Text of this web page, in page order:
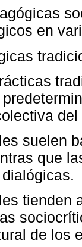
en
suelen
que
tienden
de los